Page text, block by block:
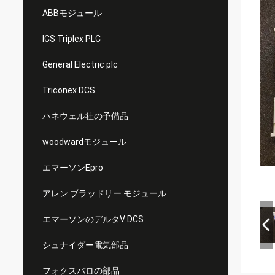
ABBモジュール
ICS Triplex PLC
General Electric plc
Triconex DCS
ハネウェル社の予備品
woodwardモジュール
エマーソンEpro
アレン ブラッドリー モジュール
エマーソンのデルタV DCS
シュナイダー電気部品
フォクスバロの部品